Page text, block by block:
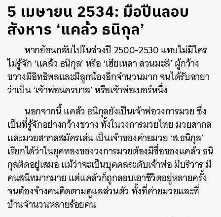
5 เมษายน 2534: มือปืนลอบ
สังหาร ‘แคล้ว ธนิกุล’
หากย้อนกลับไปในช่วงปี 2500-2530 แทบไม่มีใคร
ไม่รู้จัก ‘แคล้ว ธนิกุล’ หรือ ‘เฮียเหลา สวนมะลิ’ ผู้กว้าง
ขวางมีอิทธิพลและมีลูกน้องอีกจำนวนมาก จนได้รับฉายา
ว่าเป็น ‘เจ้าพ่อนครบาล’ หรือเจ้าพ่อเบอร์หนึ่ง
นอกจากนี้ แคล้ว ธนิกุลยังเป็นเจ้าพ่อวงการมวย ซึ่ง
เป็นที่รู้จักอย่างกว้างขวาง ทั้งในวงการมวยไทย มวยสากล
และมวยสากลสมัครเล่น เป็นเจ้าของค่ายมวย ‘ส.ธนิกุล’
เรียกได้ว่าในยุคทองของวงการมวยต้องมีชื่อของแคล้ว ธนิ
กุลติดอยู่เสมอ แม้ว่าจะเป็นบุคคลระดับเจ้าพ่อ มีบริวาร มี
คนสนิทมากมาย แต่แคล้วก็ถูกลอบเอาชีวิตอยู่หลายครั้ง
จนต้องจ้างคนติดตามดูแลส่วนตัว ทั้งที่ค่ายมวยและที่
บ้านจำนวนหลายร้อยคน